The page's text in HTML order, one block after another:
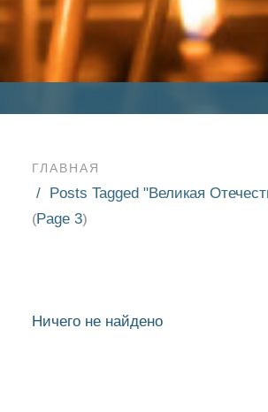
ГЛАВНАЯ
Posts Tagged "Великая
(Page 3)
Ничего не найдено